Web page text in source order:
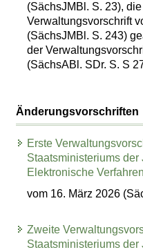
(SächsJMBl. S. 23),
Verwaltungsvorschrift
(SächsJMBl. S. 243)
der
(SächsABl. SDr. S. S
Änderungsvorschriften
Erste
Staatsministeriums
Elektronische
vom 16. März 2026
Zweite
Staatsministeriums